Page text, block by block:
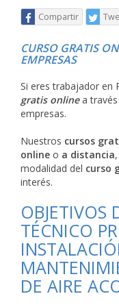
Compartir
CURSO GRATIS
EMPRESAS
Si eres trabajador en
gratis onlinea través
empresas.
Nuestros cursos
online o a distancia
modalidad del curso
interés.
OBJETIVOS
TÉCNICO
DE AIRE